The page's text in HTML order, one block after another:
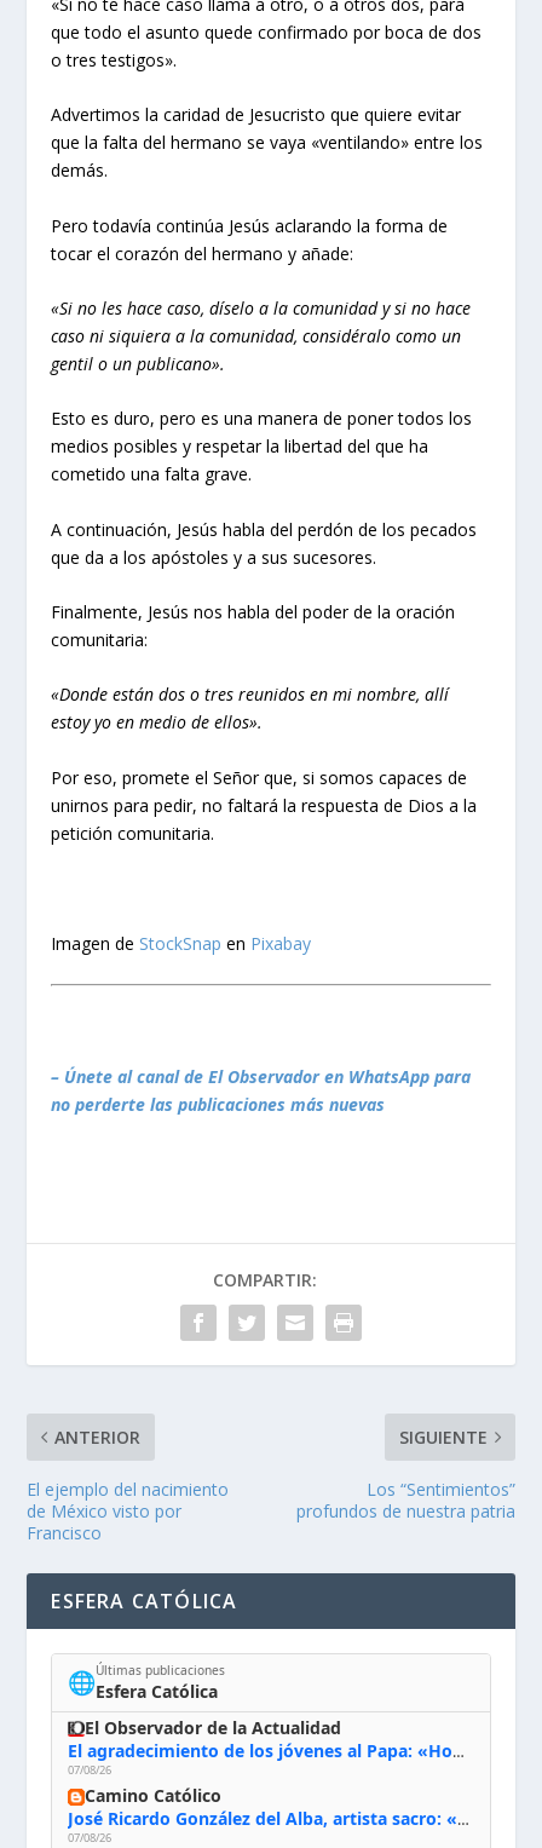
que todo el asunto quede confirmado por boca de dos
o tres testigos».
Advertimos la caridad de Jesucristo que quiere evitar
que la falta del hermano se vaya «ventilando» entre los
demás.
Pero todavía continúa Jesús aclarando la forma de
tocar el corazón del hermano y añade:
«Si no les hace caso, díselo a la comunidad y si no hace
caso ni siquiera a la comunidad, considéralo como un
gentil o un publicano».
Esto es duro, pero es una manera de poner todos los
medios posibles y respetar la libertad del que ha
cometido una falta grave.
A continuación, Jesús habla del perdón de los pecados
que da a los apóstoles y a sus sucesores.
Finalmente, Jesús nos habla del poder de la oración
comunitaria:
«Donde están dos o tres reunidos en mi nombre, allí
estoy yo en medio de ellos».
Por eso, promete el Señor que, si somos capaces de
unirnos para pedir, no faltará la respuesta de Dios a la
petición comunitaria.
Imagen de StockSnap en Pixabay
– Únete al canal de El Observador en WhatsApp para
no perderte las publicaciones más nuevas
COMPARTIR:
ANTERIOR
El ejemplo del nacimiento
de México visto por
Francisco
SIGUIENTE
Los “Sentimientos”
profundos de nuestra patria
ESFERA CATÓLICA
🌐Últimas publicaciones
Esfera Católica
El Observador de la Actualidad
El agradecimiento de los jóvenes al Papa: «Hoy nos sentimos Iglesia»
07/08/26
Camino Católico
José Ricardo González del Alba, artista sacro: «Yo oro, hablo con Dios, le pido al Espíritu Santo su inspiración y siempre pinto rezando el rosario para que sea Él quien actúe a través de mis manos»
07/08/26